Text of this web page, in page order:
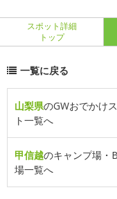
スポット詳細
トップ
一覧に戻る
山梨県のGWおでかけ
ト一覧へ
甲信越のキャンプ場・
場一覧へ